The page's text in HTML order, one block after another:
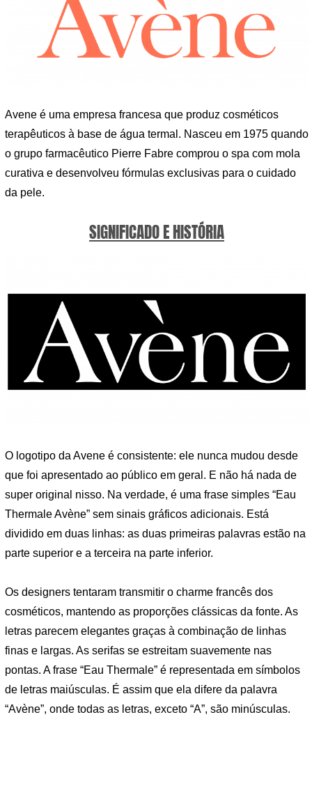
Avene é uma empresa francesa que produz cosméticos
terapêuticos à base de água termal. Nasceu em 1975 quando
o grupo farmacêutico Pierre Fabre comprou o spa com mola
curativa e desenvolveu fórmulas exclusivas para o cuidado
da pele.
SIGNIFICADO E HISTÓRIA
O logotipo da Avene é consistente: ele nunca mudou desde
que foi apresentado ao público em geral. E não há nada de
super original nisso. Na verdade, é uma frase simples “Eau
Thermale Avène” sem sinais gráficos adicionais. Está
dividido em duas linhas: as duas primeiras palavras estão na
parte superior e a terceira na parte inferior.
Os designers tentaram transmitir o charme francês dos
cosméticos, mantendo as proporções clássicas da fonte. As
letras parecem elegantes graças à combinação de linhas
finas e largas. As serifas se estreitam suavemente nas
pontas. A frase “Eau Thermale” é representada em símbolos
de letras maiúsculas. É assim que ela difere da palavra
“Avène”, onde todas as letras, exceto “A”, são minúsculas.